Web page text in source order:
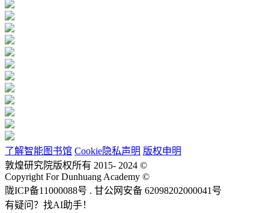
了解智能图书馆 Cookie隐私声明 版权申明
敦煌研究院版权所有 2015- 2024 ©
Copyright For Dunhuang Academy ©
陇ICP备11000088号 . 甘公网安备 62098202000041号
有疑问？找AI助手！